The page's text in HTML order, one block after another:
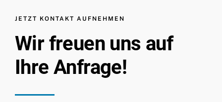
JETZT KONTAKT AUFNEHMEN
Wir freuen uns auf
Ihre Anfrage!